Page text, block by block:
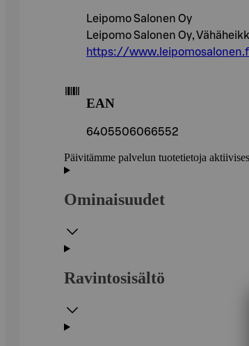
Leipomo Salonen Oy
Leipomo Salonen Oy,
https://
EAN
6405506066552
Päivitämme palvelun tuotetietoja
Ominaisuudet
Ravintosisältö